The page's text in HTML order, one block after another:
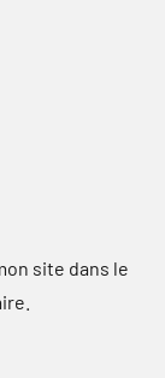
site dans le